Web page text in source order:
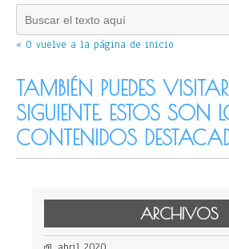
« O vuelve a la página de inicio
TAMBIÉN PUEDES
SIGUIENTE. ESTOS SON
CONTENIDOS
ARCHIVOS